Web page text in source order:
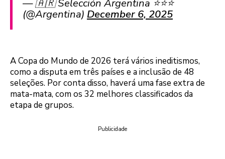
— 🇦🇷 Selección Argentina ⭐⭐⭐
(@Argentina) December 6, 2025
A Copa do Mundo de 2026 terá vários ineditismos,
como a disputa em três países e a inclusão de 48
seleções. Por conta disso, haverá uma fase extra de
mata-mata, com os 32 melhores classificados da
etapa de grupos.
Publicidade